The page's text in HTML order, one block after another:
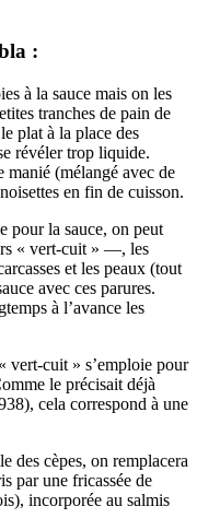
:
à la sauce mais on les
tranches de pain de
plat à la place des
révéler trop liquide.
manié (mélangé avec de
en fin de cuisson.
pour la sauce, on peut
« vert-cuit » —, les
et les peaux (tout
avec ces parures.
à l’avance les
vert-cuit » s’emploie pour
le précisait déjà
cela correspond à une
des cèpes, on remplacera
par une fricassée de
incorporée au salmis